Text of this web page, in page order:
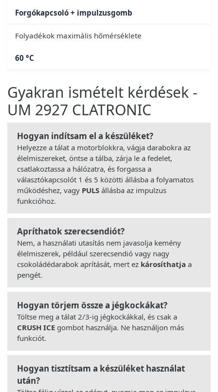
Forgókapcsoló + impulzusgomb
Folyadékok maximális hőmérséklete
60 °C
Gyakran ismételt kérdések -
UM 2927 CLATRONIC
Hogyan indítsam el a készüléket?
Helyezze a tálat a motorblokkra, vágja darabokra az
élelmiszereket, öntse a tálba, zárja le a fedelet,
csatlakoztassa a hálózatra, és forgassa a
választókapcsolót 1 és 5 közötti állásba a folyamatos
működéshez, vagy PULS állásba az impulzus
funkcióhoz.
Apríthatok szerecsendiót?
Nem, a használati utasítás nem javasolja kemény
élelmiszerek, például szerecsendió vagy nagy
csokoládédarabok aprítását, mert ez károsíthatja a
pengét.
Hogyan törjem össze a jégkockákat?
Töltse meg a tálat 2/3-ig jégkockákkal, és csak a
CRUSH ICE gombot használja. Ne használjon más
funkciót.
Hogyan tisztítsam a készüléket használat
után?